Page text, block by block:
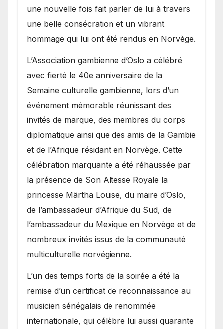
une nouvelle fois fait parler de lui à travers
une belle consécration et un vibrant
hommage qui lui ont été rendus en Norvège.
​L’Association gambienne d’Oslo a célébré
avec fierté le 40e anniversaire de la
Semaine culturelle gambienne, lors d’un
événement mémorable réunissant des
invités de marque, des membres du corps
diplomatique ainsi que des amis de la Gambie
et de l’Afrique résidant en Norvège. Cette
célébration marquante a été réhaussée par
la présence de Son Altesse Royale la
princesse Märtha Louise, du maire d’Oslo,
de l’ambassadeur d’Afrique du Sud, de
l’ambassadeur du Mexique en Norvège et de
nombreux invités issus de la communauté
multiculturelle norvégienne.
​L’un des temps forts de la soirée a été la
remise d’un certificat de reconnaissance au
musicien sénégalais de renommée
internationale, qui célèbre lui aussi quarante